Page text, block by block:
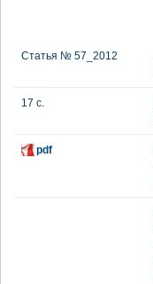
Статья № 57_2012
17 с.
pdf